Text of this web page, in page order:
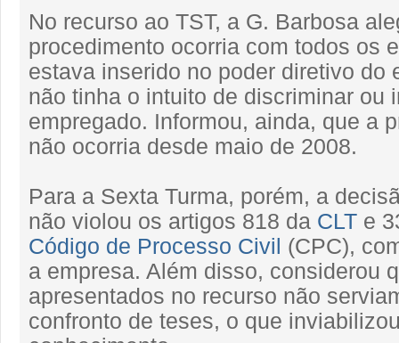
No recurso ao TST, a G. Barbosa
procedimento ocorria com todos os
estava inserido no poder diretivo do
não tinha o intuito de discriminar ou
empregado. Informou, ainda, que a
não ocorria desde maio de 2008.
Para a Sexta Turma, porém, a
não violou os artigos 818 da CLT e
Código de Processo Civil (CPC),
a empresa. Além disso, considerou
apresentados no recurso não
confronto de teses, o que